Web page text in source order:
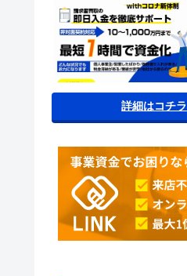
詳細はコチラ